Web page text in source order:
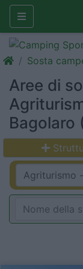
Sosta
Aree di
Bagolaro